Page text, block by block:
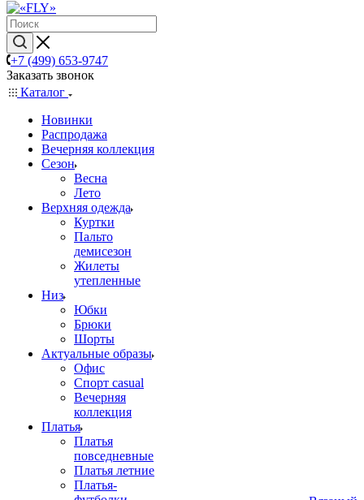
+7 (499) 653-9747
Заказать звонок
Каталог
Новинки
Распродажа
Вечерняя коллекция
Сезон
Весна
Лето
Верхняя одежда
Куртки
Пальто
демисезон
Жилеты
утепленные
Низ
Юбки
Брюки
Шорты
Актуальные образы
Офис
Спорт casual
Вечерняя
коллекция
Платья
Платья
повседневные
Платья летние
Платья-